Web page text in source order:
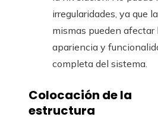
irregularidades, ya que
mismas pueden afectar
apariencia y
completa del sistema.
Colocación de la
estructura